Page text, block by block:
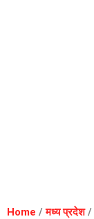
Home /मध्य प्रदेश/